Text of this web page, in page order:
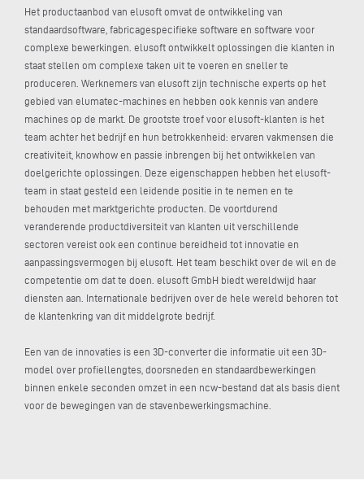
Het productaanbod van elusoft omvat de ontwikkeling van
standaardsoftware, fabricagespecifieke software en software voor
complexe bewerkingen. elusoft ontwikkelt oplossingen die klanten in
staat stellen om complexe taken uit te voeren en sneller te
produceren. Werknemers van elusoft zijn technische experts op het
gebied van elumatec-machines en hebben ook kennis van andere
machines op de markt. De grootste troef voor elusoft-klanten is het
team achter het bedrijf en hun betrokkenheid: ervaren vakmensen die
creativiteit, knowhow en passie inbrengen bij het ontwikkelen van
doelgerichte oplossingen. Deze eigenschappen hebben het elusoft-
team in staat gesteld een leidende positie in te nemen en te
behouden met marktgerichte producten. De voortdurend
veranderende productdiversiteit van klanten uit verschillende
sectoren vereist ook een continue bereidheid tot innovatie en
aanpassingsvermogen bij elusoft. Het team beschikt over de wil en de
competentie om dat te doen. elusoft GmbH biedt wereldwijd haar
diensten aan. Internationale bedrijven over de hele wereld behoren tot
de klantenkring van dit middelgrote bedrijf.
Een van de innovaties is een 3D-converter die informatie uit een 3D-
model over profiellengtes, doorsneden en standaardbewerkingen
binnen enkele seconden omzet in een ncw-bestand dat als basis dient
voor de bewegingen van de stavenbewerkingsmachine.